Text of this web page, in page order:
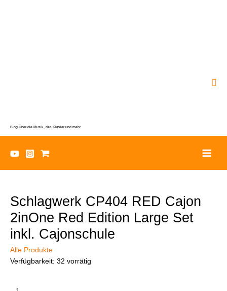
Blog Über die Musik, das Klavier und mehr
Schlagwerk CP404 RED Cajon
2inOne Red Edition Large Set
inkl. Cajonschule
Alle Produkte
Verfügbarkeit: 32 vorrätig